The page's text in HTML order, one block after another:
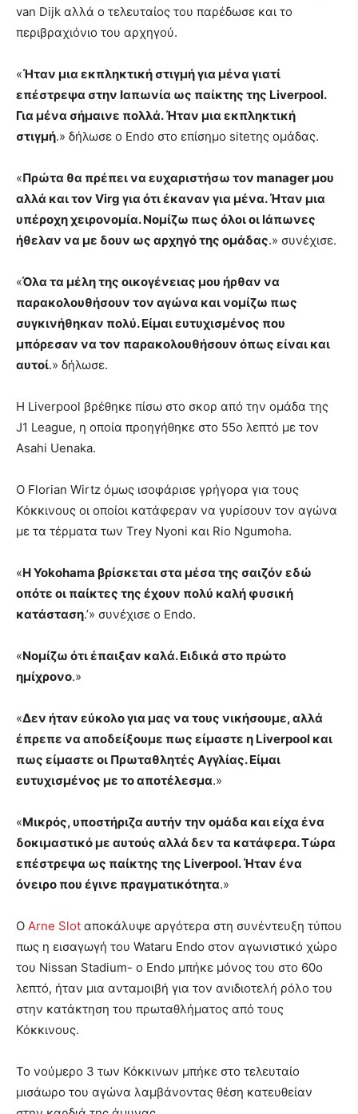
van Dijk αλλά ο τελευταίος του παρέδωσε και το
περιβραχιόνιο του αρχηγού.
«Ήταν μια εκπληκτική στιγμή για μένα γιατί
επέστρεψα στην Ιαπωνία ως παίκτης της Liverpool.
Για μένα σήμαινε πολλά. Ήταν μια εκπληκτική
στιγμή.» δήλωσε ο Endo στο επίσημο siteτης ομάδας.
«Πρώτα θα πρέπει να ευχαριστήσω τον manager μου
αλλά και τον Virg για ότι έκαναν για μένα. Ήταν μια
υπέροχη χειρονομία. Νομίζω πως όλοι οι Ιάπωνες
ήθελαν να με δουν ως αρχηγό της ομάδας.» συνέχισε.
«Όλα τα μέλη της οικογένειας μου ήρθαν να
παρακολουθήσουν τον αγώνα και νομίζω πως
συγκινήθηκαν πολύ. Είμαι ευτυχισμένος που
μπόρεσαν να τον παρακολουθήσουν όπως είναι και
αυτοί.» δήλωσε.
Η Liverpool βρέθηκε πίσω στο σκορ από την ομάδα της
J1 League, η οποία προηγήθηκε στο 55ο λεπτό με τον
Asahi Uenaka.
O Florian Wirtz όμως ισοφάρισε γρήγορα για τους
Κόκκινους οι οποίοι κατάφεραν να γυρίσουν τον αγώνα
με τα τέρματα των Trey Nyoni και Rio Ngumoha.
«Η Yokohama βρίσκεται στα μέσα της σαιζόν εδώ
οπότε οι παίκτες της έχουν πολύ καλή φυσική
κατάσταση.’» συνέχισε ο Endo.
«Νομίζω ότι έπαιξαν καλά. Ειδικά στο πρώτο
ημίχρονο.»
«Δεν ήταν εύκολο για μας να τους νικήσουμε, αλλά
έπρεπε να αποδείξουμε πως είμαστε η Liverpool και
πως είμαστε οι Πρωταθλητές Αγγλίας. Είμαι
ευτυχισμένος με το αποτέλεσμα.»
«Μικρός, υποστήριζα αυτήν την ομάδα και είχα ένα
δοκιμαστικό με αυτούς αλλά δεν τα κατάφερα. Τώρα
επέστρεψα ως παίκτης της Liverpool. Ήταν ένα
όνειρο που έγινε πραγματικότητα.»
Ο Arne Slot αποκάλυψε αργότερα στη συνέντευξη τύπου
πως η εισαγωγή του Wataru Endo στον αγωνιστικό χώρο
του Nissan Stadium- o Endo μπήκε μόνος του στο 60ο
λεπτό, ήταν μια ανταμοιβή για τον ανιδιοτελή ρόλο του
στην κατάκτηση του πρωταθλήματος από τους
Κόκκινους.
Το νούμερο 3 των Κόκκινων μπήκε στο τελευταίο
μισάωρο του αγώνα λαμβάνοντας θέση κατευθείαν